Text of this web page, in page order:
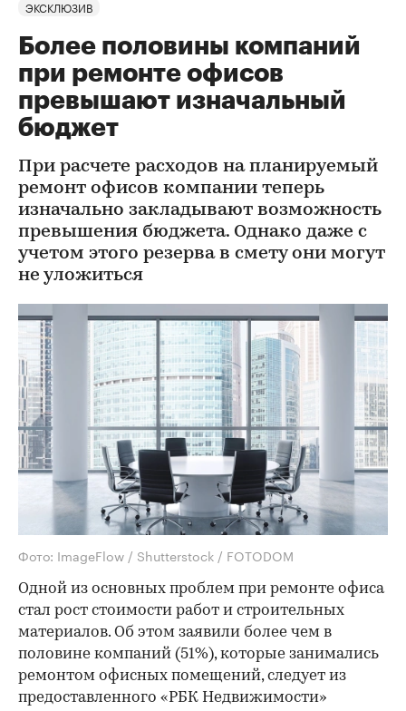
ЭКСКЛЮЗИВ
Более половины компаний
при ремонте офисов
превышают изначальный
бюджет
При расчете расходов на планируемый
ремонт офисов компании теперь
изначально закладывают возможность
превышения бюджета. Однако даже с
учетом этого резерва в смету они могут
не уложиться
Фото: ImageFlow / Shutterstock / FOTODOM
Одной из основных проблем при ремонте офиса
стал рост стоимости работ и строительных
материалов. Об этом заявили более чем в
половине компаний (51%), которые занимались
ремонтом офисных помещений, следует из
предоставленного «РБК Недвижимости»